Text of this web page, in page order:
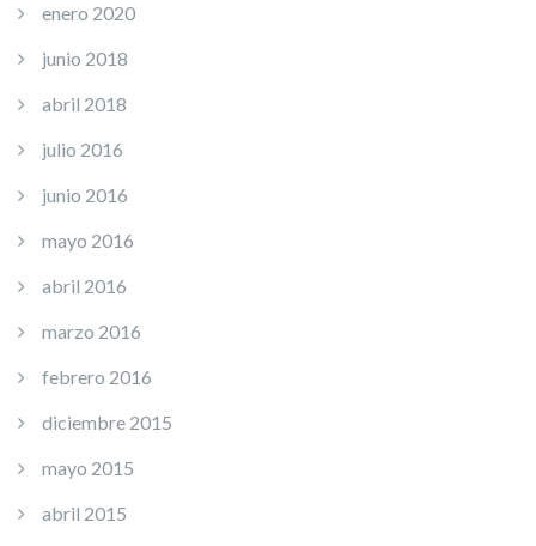
enero 2020
junio 2018
abril 2018
julio 2016
junio 2016
mayo 2016
abril 2016
marzo 2016
febrero 2016
diciembre 2015
mayo 2015
abril 2015